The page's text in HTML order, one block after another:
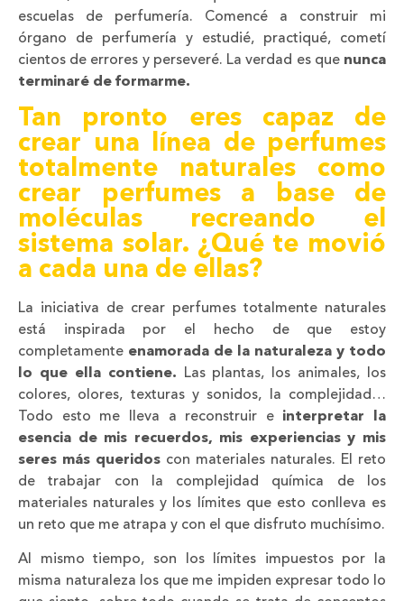
escuelas de perfumería. Comencé a construir mi
órgano de perfumería y estudié, practiqué, cometí
cientos de errores y perseveré. La verdad es que nunca
terminaré de formarme.
Tan pronto eres capaz de
crear una línea de perfumes
totalmente naturales como
crear perfumes a base de
moléculas recreando el
sistema solar. ¿Qué te movió
a cada una de ellas?
La iniciativa de crear perfumes totalmente naturales
está inspirada por el hecho de que estoy
completamente enamorada de la naturaleza y todo
lo que ella contiene. Las plantas, los animales, los
colores, olores, texturas y sonidos, la complejidad…
Todo esto me lleva a reconstruir e interpretar la
esencia de mis recuerdos, mis experiencias y mis
seres más queridos con materiales naturales. El reto
de trabajar con la complejidad química de los
materiales naturales y los límites que esto conlleva es
un reto que me atrapa y con el que disfruto muchísimo.
Al mismo tiempo, son los límites impuestos por la
misma naturaleza los que me impiden expresar todo lo